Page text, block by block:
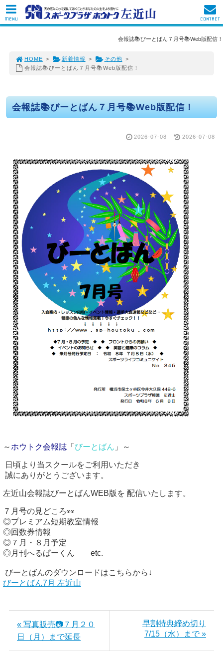
会報誌📚びーとばん７月号📚Web版配信！
HOME > 新着情報 > その他 >
会報誌📚びーとばん７月号📚Web版配信！
会報誌📚びーとばん７月号📚Web版配信！
2026-07-08 2026-07-08
～ ホウトク会報誌 「 びーとばん 」～
日頃より当スクールをご利用いただき
誠にありがとうございます。
左近山会報誌びーとばんWEB版を 配信いたします。
７ 月号の見どころ👀
◎７月・８月予定
◎月刊へるぱーくん　　etc.
びーとばん7月 左近山
« 写真販売📷７月２０
日（月）まで延長
早割特典締め切り
7/15（水）まで »
MENU CONTACT